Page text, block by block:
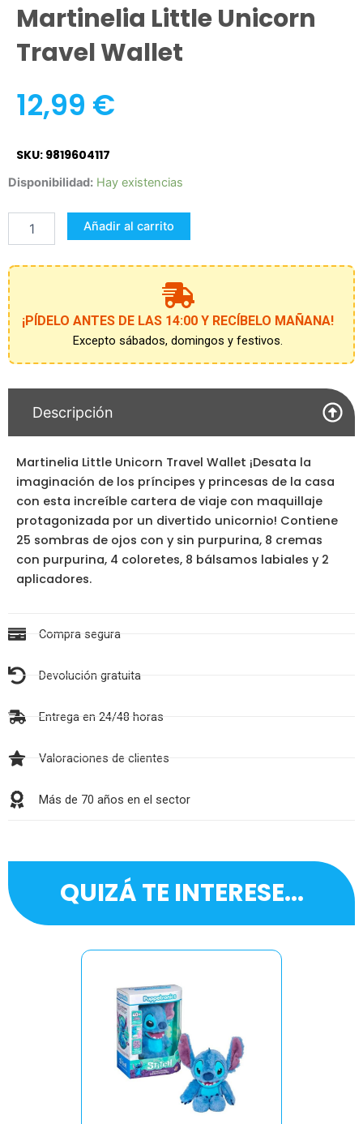
Martinelia Little Unicorn
Travel Wallet
12,99 €
SKU: 9819604117
Disponibilidad: Hay existencias
Martinelia
Unicorn
Travel
Wallet
Añadir al carrito
¡PÍDELO ANTES DE LAS 14:00 Y RECÍBELO MAÑANA!
Excepto sábados, domingos y festivos.
Descripción
Martinelia Little Unicorn Travel Wallet ¡Desata la
imaginación de los príncipes y princesas de la casa
con esta increíble cartera de viaje con maquillaje
protagonizada por un divertido unicornio! Contiene
25 sombras de ojos con y sin purpurina, 8 cremas
con purpurina, 4 coloretes, 8 bálsamos labiales y 2
aplicadores.
Compra segura
Devolución gratuita
Entrega en 24/48 horas
Valoraciones de clientes
Más de 70 años en el sector
QUIZÁ TE INTERESE...